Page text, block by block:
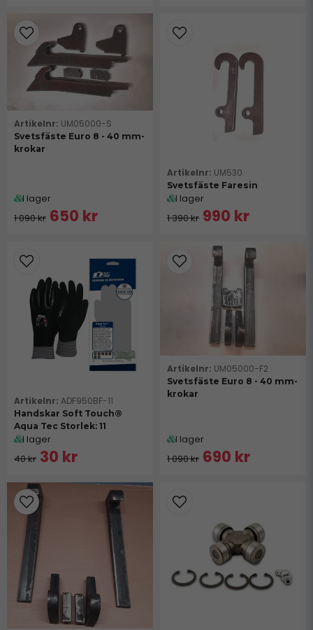
UM05000-S
Svetsfäste Euro 8 - 40 mm-
krokar
I lager
1 090 kr 650 kr
UM530
Svetsfäste Faresin
I lager
1 390 kr 990 kr
ADF950BF-11
Handskar Soft Touch®
Aqua Tec Storlek: 11
I lager
40 kr 30 kr
UM05000-F2
Svetsfäste Euro 8 - 40 mm-
krokar
I lager
1 090 kr 690 kr